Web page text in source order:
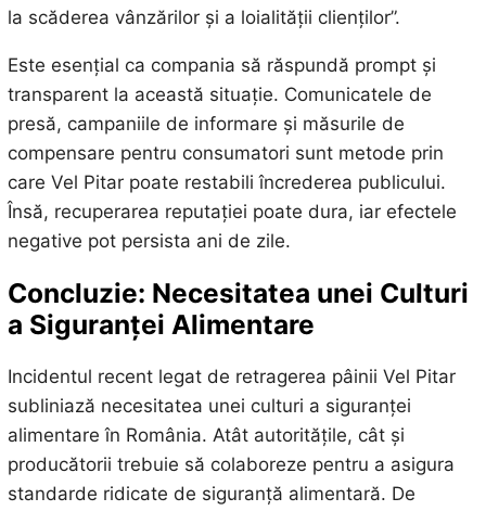
la scăderea vânzărilor și a loialității clienților”.
Este esențial ca compania să răspundă prompt și
transparent la această situație. Comunicatele de
presă, campaniile de informare și măsurile de
compensare pentru consumatori sunt metode prin
care Vel Pitar poate restabili încrederea publicului.
Însă, recuperarea reputației poate dura, iar efectele
negative pot persista ani de zile.
Concluzie: Necesitatea unei Culturi
a Siguranței Alimentare
Incidentul recent legat de retragerea pâinii Vel Pitar
subliniază necesitatea unei culturi a siguranței
alimentare în România. Atât autoritățile, cât și
producătorii trebuie să colaboreze pentru a asigura
standarde ridicate de siguranță alimentară. De